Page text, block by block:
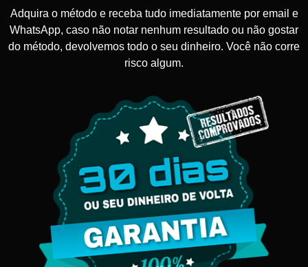
Adquira o método e receba tudo imediatamente por email e
WhatsApp, caso não notar nenhum resultado ou não gostar
do método, devolvemos todo o seu dinheiro. Você não corre
risco algum.